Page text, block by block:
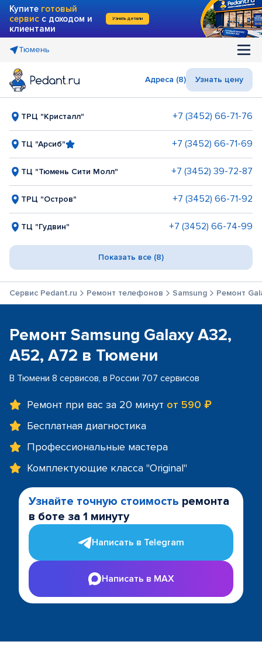
Купите готовый
сервис с доходом и
клиентами
Узнать детали
Тюмень
Адреса (8) Узнать цену
ТРЦ "Кристалл" +7 (3452) 66-71-76
ТЦ "Арсиб" +7 (3452) 66-71-69
ТЦ "Тюмень Сити Молл" +7 (3452) 39-72-87
ТРЦ "Остров" +7 (3452) 66-71-92
ТЦ "Гудвин" +7 (3452) 66-74-99
Показать все (8)
Сервис Pedant.ru Ремонт телефонов Samsung Ремонт
Ремонт Samsung Galaxy A32,
A52, A72 в Тюмени
В Тюмени 8 сервисов, в России 707 сервисов
Ремонт при вас за 20 минут от 590 ₽
Бесплатная диагностика
Профессиональные мастера
Комплектующие класса "Original"
Узнайте точную стоимость ремонта
в боте за 1 минуту
Написать в Telegram
Написать в MAX